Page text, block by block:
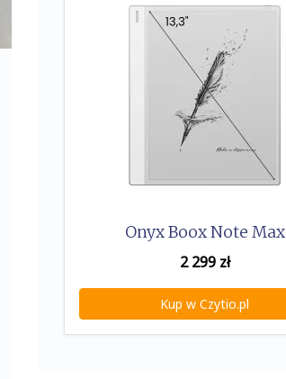
Onyx Boox Note Max
2 299zł
Kup w Czytio.pl